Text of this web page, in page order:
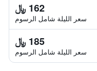
162 ﷼
سعر الليلة شامل الرسوم
185 ﷼
سعر الليلة شامل الرسوم